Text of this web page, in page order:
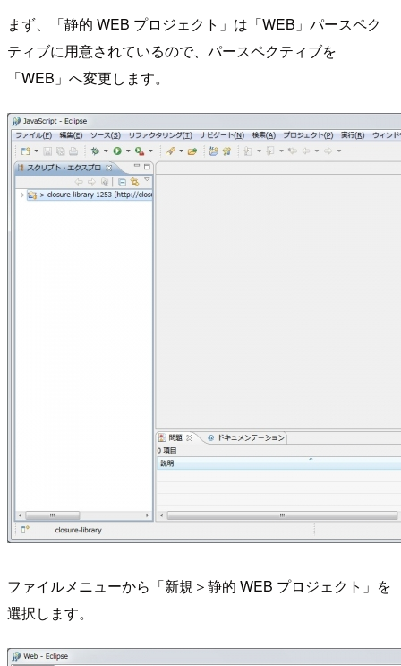
まず、「静的 WEB プロジェクト」は「WEB」パースペク
ティブに用意されているので、パースペクティブを
「WEB」へ変更します。
ファイルメニューから「新規＞静的 WEB プロジェクト」を
選択します。